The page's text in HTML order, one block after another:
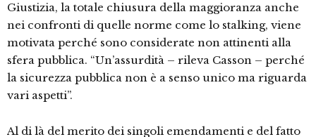
Giustizia, la totale chiusura della maggioranza anche
nei confronti di quelle norme come lo stalking, viene
motivata perché sono considerate non attinenti alla
sfera pubblica. “Un’assurdità – rileva Casson – perché
la sicurezza pubblica non è a senso unico ma riguarda
vari aspetti”.
Al di là del merito dei singoli emendamenti e del fatto